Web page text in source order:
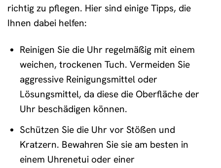
richtig zu pflegen. Hier sind einige Tipps, die
Ihnen dabei helfen:
Reinigen Sie die Uhr regelmäßig mit einem
weichen, trockenen Tuch. Vermeiden Sie
aggressive Reinigungsmittel oder
Lösungsmittel, da diese die Oberfläche der
Uhr beschädigen können.
Schützen Sie die Uhr vor Stößen und
Kratzern. Bewahren Sie sie am besten in
einem Uhrenetui oder einer